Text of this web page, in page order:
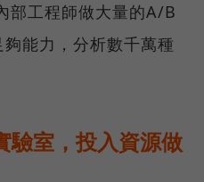
部工程師做大量的A/B
能力，分析數千萬種
驗室，投入資源做